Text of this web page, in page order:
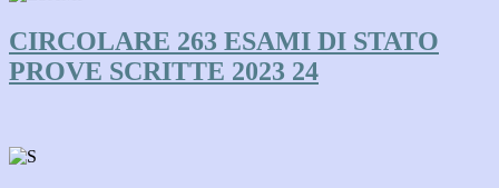
CIRCOLARE 263 ESAMI DI STATO
PROVE SCRITTE 2023 24